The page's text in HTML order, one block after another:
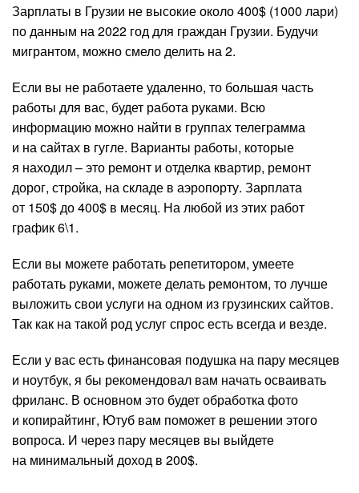
Зарплаты в Грузии не высокие около 400$ (1000 лари)
по данным на 2022 год для граждан Грузии. Будучи
мигрантом, можно смело делить на 2.
Если вы не работаете удаленно, то большая часть
работы для вас, будет работа руками. Всю
информацию можно найти в группах телеграмма
и на сайтах в гугле. Варианты работы, которые
я находил – это ремонт и отделка квартир, ремонт
дорог, стройка, на складе в аэропорту. Зарплата
от 150$ до 400$ в месяц. На любой из этих работ
график 6\1.
Если вы можете работать репетитором, умеете
работать руками, можете делать ремонтом, то лучше
выложить свои услуги на одном из грузинских сайтов.
Так как на такой род услуг спрос есть всегда и везде.
Если у вас есть финансовая подушка на пару месяцев
и ноутбук, я бы рекомендовал вам начать осваивать
фриланс. В основном это будет обработка фото
и копирайтинг, Ютуб вам поможет в решении этого
вопроса. И через пару месяцев вы выйдете
на минимальный доход в 200$.